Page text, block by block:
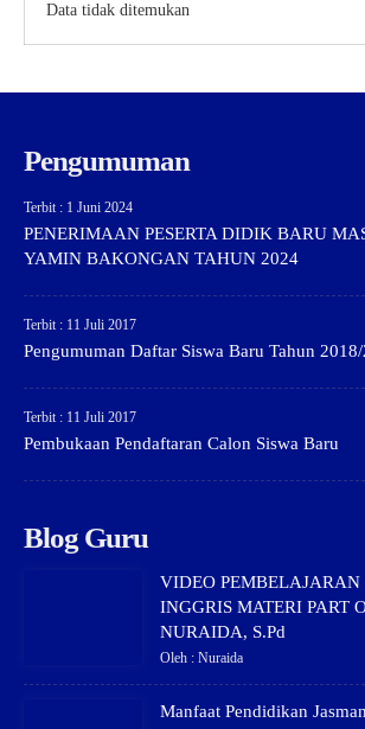
Data tidak ditemukan
Pengumuman
Terbit : 1 Juni 2024
PENERIMAAN PESERTA DIDIK BARU
YAMIN BAKONGAN TAHUN 2024
Terbit : 11 Juli 2017
Pengumuman Daftar Siswa Baru Tahun
Terbit : 11 Juli 2017
Pembukaan Pendaftaran Calon Siswa Baru
Blog Guru
VIDEO
INGGRIS MATERI PART
NURAIDA, S.Pd
Oleh : Nuraida
Manfaat Pendidikan